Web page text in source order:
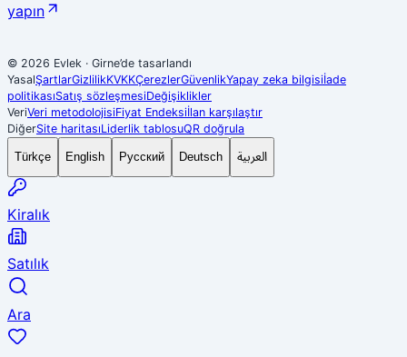
yapın
© 2026 Evlek · Girne’de tasarlandı
YasalŞartlarGizlilikKVKKÇerezlerGüvenlikYapay zeka bilgisiİade
politikasıSatış sözleşmesiDeğişiklikler
VeriVeri metodolojisiFiyat Endeksiİlan karşılaştır
DiğerSite haritasıLiderlik tablosuQR doğrula
Türkçe English Русский Deutsch العربية
Kiralık
Satılık
Ara